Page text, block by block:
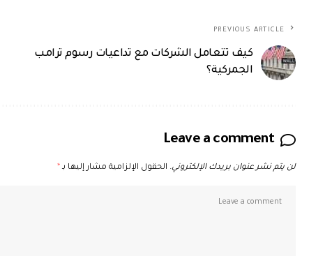
PREVIOUS ARTICLE
كيف تتعامل الشركات مع تداعيات رسوم ترامب
الجمركية؟
Leave a comment
لن يتم نشر عنوان بريدك الإلكتروني. الحقول الإلزامية مشار إليها بـ*